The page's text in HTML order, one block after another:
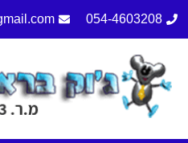
054-4603208